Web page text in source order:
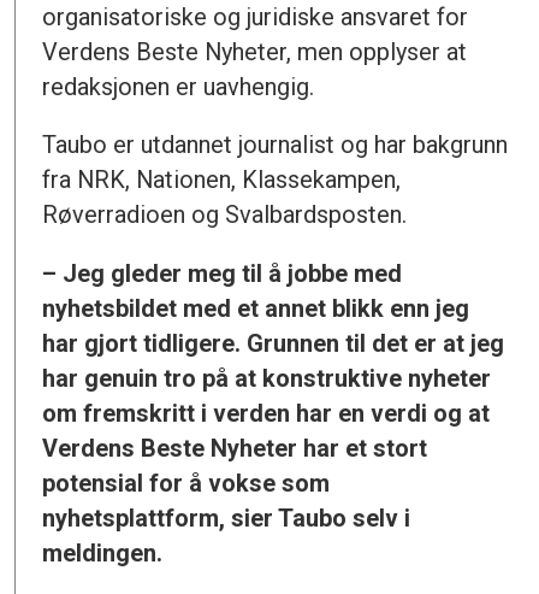
organisatoriske og juridiske ansvaret for
Verdens Beste Nyheter, men opplyser at
redaksjonen er uavhengig.
Taubo er utdannet journalist og har bakgrunn
fra NRK, Nationen, Klassekampen,
Røverradioen og Svalbardsposten.
– Jeg gleder meg til å jobbe med
nyhetsbildet med et annet blikk enn jeg
har gjort tidligere. Grunnen til det er at jeg
har genuin tro på at konstruktive nyheter
om fremskritt i verden har en verdi og at
Verdens Beste Nyheter har et stort
potensial for å vokse som
nyhetsplattform, sier Taubo selv i
meldingen.